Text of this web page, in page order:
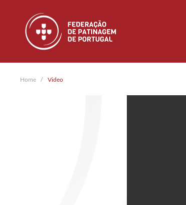
Skip to main content
Home Video